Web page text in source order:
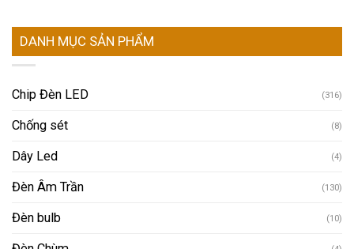
DANH MỤC SẢN PHẨM
Chip Đèn LED (316)
Chống sét (8)
Dây Led (4)
Đèn Âm Trần (130)
Đèn bulb (10)